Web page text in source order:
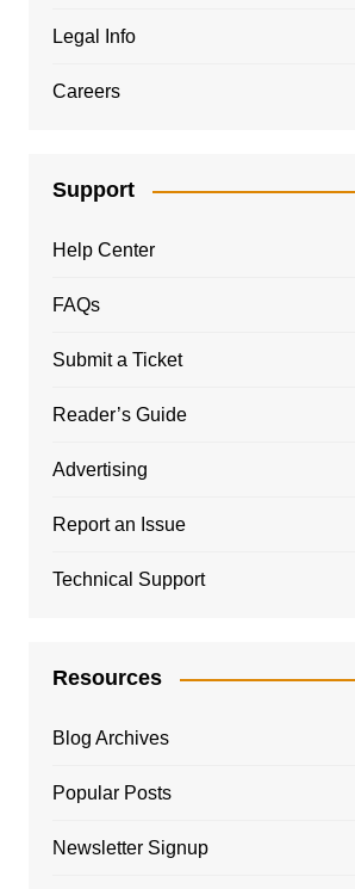
Legal Info
Careers
Support
Help Center
FAQs
Submit a Ticket
Reader’s Guide
Advertising
Report an Issue
Technical Support
Resources
Blog Archives
Popular Posts
Newsletter Signup